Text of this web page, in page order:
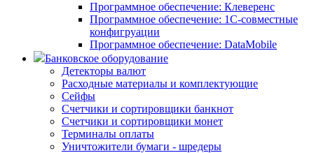
Программное обеспечение: Клеверенс
Программное обеспечение: 1С-совместные
конфигруации
Программное обеспечение: DataMobile
Банковское оборудование
Детекторы валют
Расходные материалы и комплектующие
Сейфы
Счетчики и сортировщики банкнот
Счетчики и сортировщики монет
Терминалы оплаты
Уничтожители бумаги - шредеры